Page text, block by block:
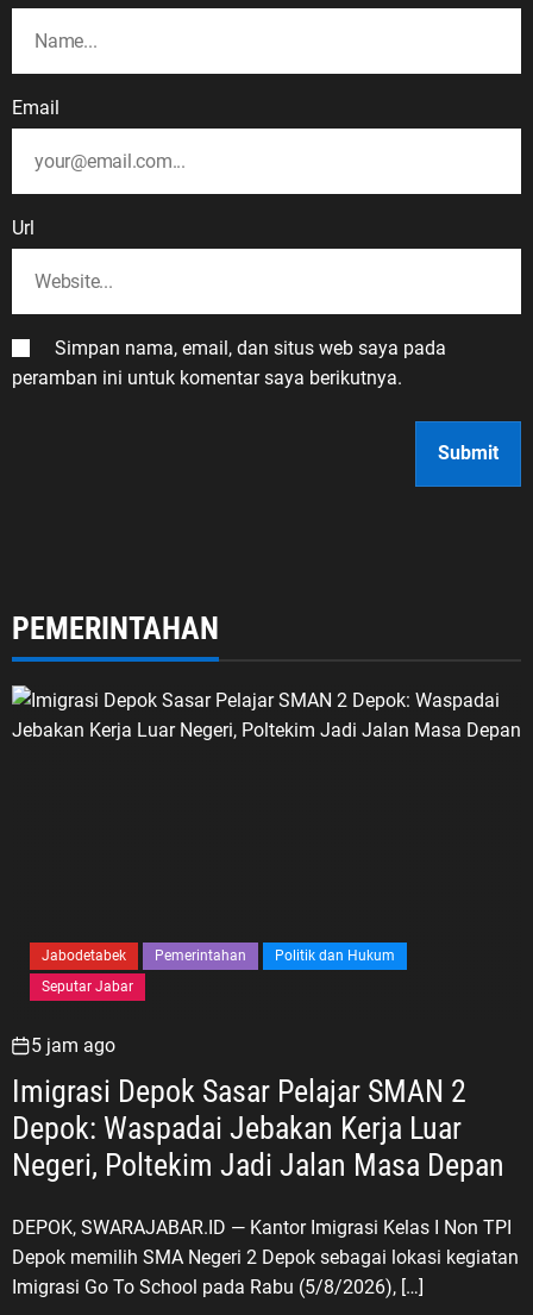
Email
Url
Simpan nama, email, dan situs web saya pada
peramban ini untuk komentar saya berikutnya.
PEMERINTAHAN
Jabodetabek Pemerintahan
Politik dan Hukum
Seputar Jabar
5 jam ago
Imigrasi Depok Sasar Pelajar SMAN 2
Depok: Waspadai Jebakan Kerja Luar
DEPOK, SWARAJABAR.ID — Kantor Imigrasi Kelas I Non TPI
Depok memilih SMA Negeri 2 Depok sebagai lokasi kegiatan
Imigrasi Go To School pada Rabu (5/8/2026), […]